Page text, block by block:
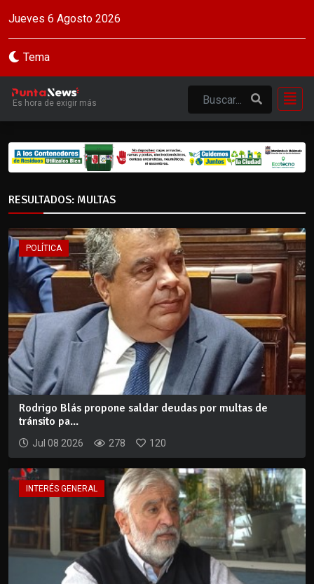
Jueves 6 Agosto 2026
Tema
Es hora de exigir más
RESULTADOS: MULTAS
POLÍTICA
Rodrigo Blás propone saldar deudas por multas de
tránsito pa...
Jul 08 2026 278 120
INTERÉS GENERAL